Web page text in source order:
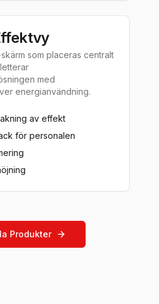
som placeras centralt
med
energianvändning.
av effekt
för personalen
Produkter